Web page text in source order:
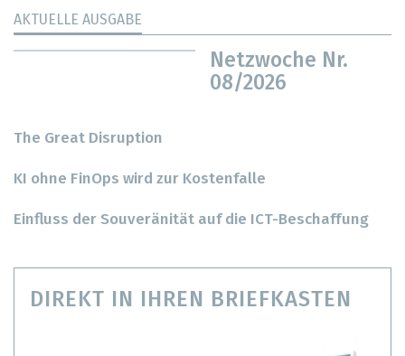
AKTUELLE AUSGABE
Netzwoche Nr.
08/2026
The Great Disruption
KI ohne FinOps wird zur Kostenfalle
Einfluss der Souveränität auf die ICT-Beschaffung
DIREKT IN IHREN BRIEFKASTEN